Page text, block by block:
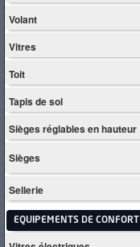
Volant
Vitres
Toit
Tapis de sol
Sièges réglables en hauteur
Sièges
Sellerie
EQUIPEMENTS DE CONFORT